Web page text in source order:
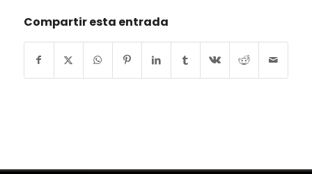
Compartir esta entrada